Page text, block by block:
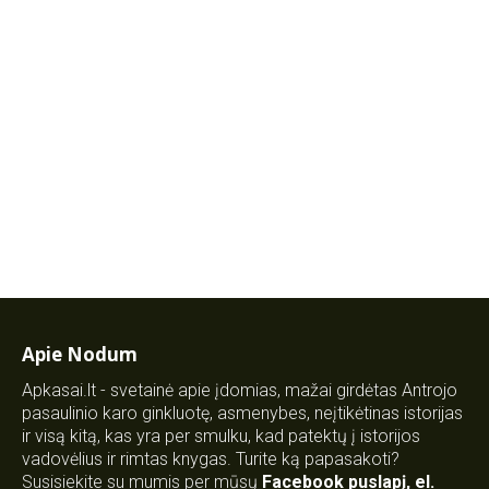
Apie Nodum
Apkasai.lt - svetainė apie įdomias, mažai girdėtas Antrojo
pasaulinio karo ginkluotę, asmenybes, neįtikėtinas istorijas
ir visą kitą, kas yra per smulku, kad patektų į istorijos
vadovėlius ir rimtas knygas. Turite ką papasakoti?
Susisiekite su mumis per mūsų Facebook puslapį, el.